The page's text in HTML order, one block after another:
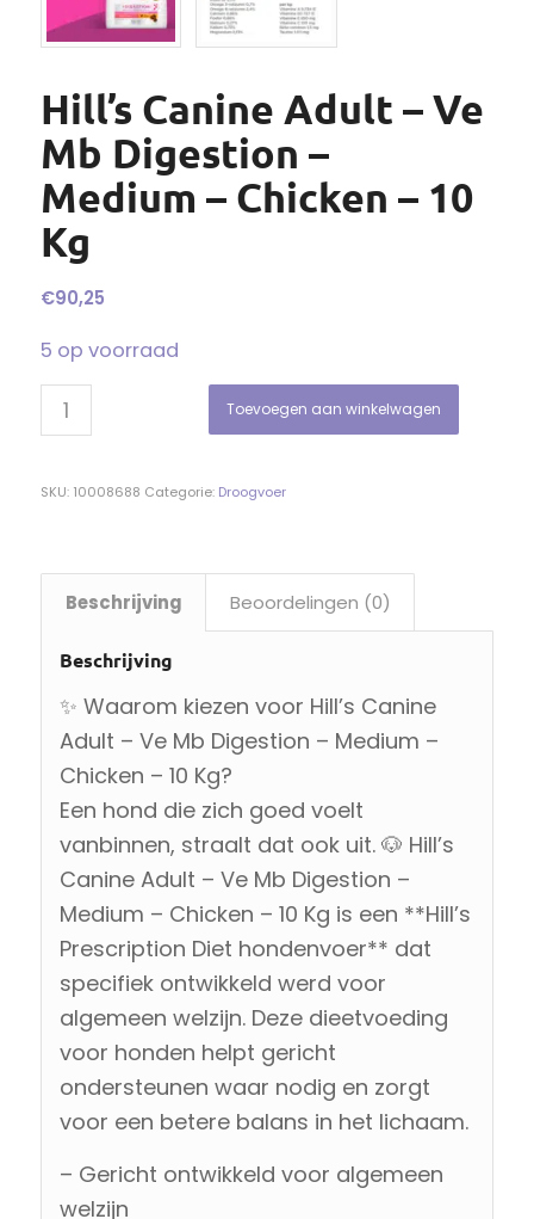
Hill’s Canine Adult – Ve
Mb Digestion –
Medium – Chicken – 10
Kg
€90,25
5 op voorraad
Toevoegen aan winkelwagen
SKU: 10008688 Categorie: Droogvoer
Beschrijving Beoordelingen (0)
Beschrijving
✨ Waarom kiezen voor Hill’s Canine
Adult – Ve Mb Digestion – Medium –
Chicken – 10 Kg?
Een hond die zich goed voelt
vanbinnen, straalt dat ook uit. 🐶 Hill’s
Canine Adult – Ve Mb Digestion –
Medium – Chicken – 10 Kg is een **Hill’s
Prescription Diet hondenvoer** dat
specifiek ontwikkeld werd voor
algemeen welzijn. Deze dieetvoeding
voor honden helpt gericht
ondersteunen waar nodig en zorgt
voor een betere balans in het lichaam.
– Gericht ontwikkeld voor algemeen
welzijn